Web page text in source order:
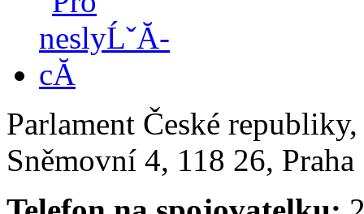
Parlament České
Sněmovní 4, 118 26,